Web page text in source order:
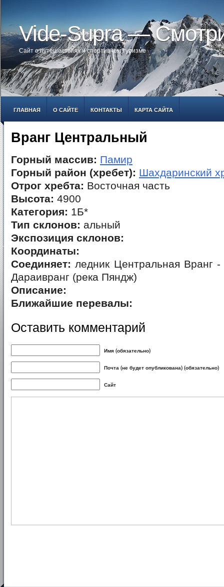
Vide-Supra —
Сайт о путешествиях и спортивном туризме
ГЛАВНАЯ О САЙТЕ КОНТАКТЫ КАРТА САЙТА
Вранг Центральный
Горный массив: Памир
Горный район (хребет): Шахдаринский
Отрог хребта: Восточная часть
Высота: 4900
Категория: 1Б*
Тип склонов: альный
Экспозиция склонов:
Координаты:
Соединяет: ледник Центральная Вранг
Дараивранг (река Пяндж)
Описание:
Ближайшие перевалы:
Оставить комментарий
Имя (обязательно)
Почта (не будет опубликована) (обязательно)
Сайт